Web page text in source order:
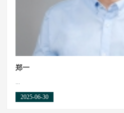
郑一
...
2025-06-30